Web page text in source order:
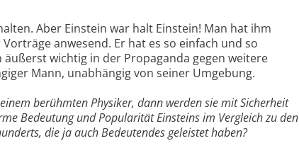
Aber Einstein war halt Einstein! Man hat ihm
anwesend. Er hat es so einfach und so
wichtig in der Propaganda gegen weitere
Mann, unabhängig von seiner Umgebung.
berühmten Physiker, dann werden sie mit Sicherheit
Bedeutung und Popularität Einsteins im Vergleich zu den
die ja auch Bedeutendes geleistet haben?